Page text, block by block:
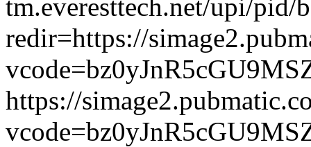
tm.everesttech.net/upi/pid/
redir=https://
https://